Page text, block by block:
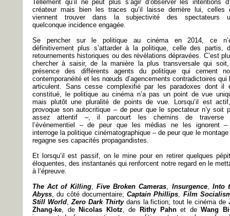
Tellement qu’il ne peut plus s’agir d’observer les intentions
créateur mais bien les traces qu’il laisse derrière lui, celles
viennent trouver dans la subjectivité des spectateurs
quelconque incidence engagée.
Se pencher sur le politique au cinéma en 2014, ce
définitivement plus s’attarder à la politique, celle des partis,
retournements historiques ou des révélations dépravées. C’est
chercher à saisir, de la manière la plus transversale qui
présence des différents agents du politique qui cernent
contemporanéité et les nœuds d’agencements contradictoires qui
articulent. Sans cesse complexifié par les paradoxes dont il
constitué, le politique au cinéma n’a pas un point de vue
mais plutôt une pluralité de points de vue. Lorsqu’il est
provoque son autocritique – de peur que le spectateur n’y soit
assez attentif –, il parcourt les chemins de traverse
l’événementiel – de peur que les médias ne les ignorent
interroge la politique cinématographique – de peur que le montage
regagne ses capacités propagandistes.
Et lorsqu’il est passif, on le mine pour en retirer quelques
éloquentes, des instantanés qui renforcent notre regard en le
à l’épreuve.
The Act of Killing, Five Broken Cameras, Insurgence, Into
Abyss, du côté documentaire;Captain Phillips, Film
Still World,Zero Dark Thirty dans la fiction; tout le cinéma de
Zhang-ke, de Nicolas Klotz, de Rithy Pahnet deWang